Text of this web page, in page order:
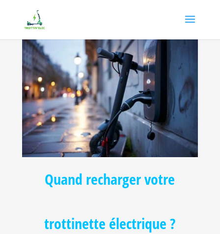
Quand recharger votre
trottinette électrique ?